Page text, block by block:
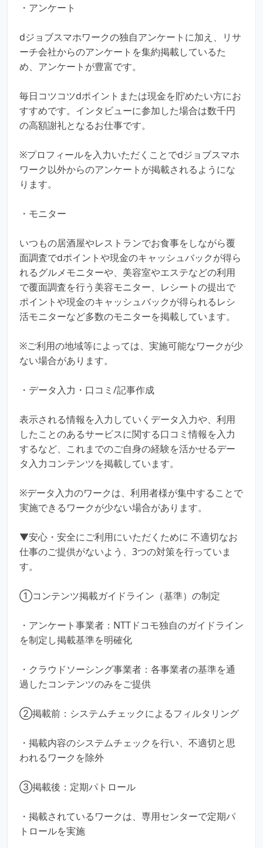
・アンケート
dジョブスマホワークの独自アンケートに加え、リサ
ーチ会社からのアンケートを集約掲載しているた
め、アンケートが豊富です。
毎日コツコツdポイントまたは現金を貯めたい方にお
すすめです。インタビューに参加した場合は数千円
の高額謝礼となるお仕事です。
※プロフィールを入力いただくことでdジョブスマホ
ワーク以外からのアンケートが掲載されるようにな
ります。
・モニター
いつもの居酒屋やレストランでお食事をしながら覆
面調査でdポイントや現金のキャッシュバックが得ら
れるグルメモニターや、美容室やエステなどの利用
で覆面調査を行う美容モニター、レシートの提出で
ポイントや現金のキャッシュバックが得られるレシ
活モニターなど多数のモニターを掲載しています。
※ご利用の地域等によっては、実施可能なワークが少
ない場合があります。
・データ入力・口コミ/記事作成
表示される情報を入力していくデータ入力や、利用
したことのあるサービスに関する口コミ情報を入力
するなど、これまでのご自身の経験を活かせるデー
タ入力コンテンツを掲載しています。
※データ入力のワークは、利用者様が集中することで
実施できるワークが少ない場合があります。
▼安心・安全にご利用にいただくために 不適切なお
仕事のご提供がないよう、3つの対策を行っていま
す。
①コンテンツ掲載ガイドライン（基準）の制定
・アンケート事業者：NTTドコモ独自のガイドライン
を制定し掲載基準を明確化
・クラウドソーシング事業者：各事業者の基準を通
過したコンテンツのみをご提供
②掲載前：システムチェックによるフィルタリング
・掲載内容のシステムチェックを行い、不適切と思
われるワークを除外
③掲載後：定期パトロール
・掲載されているワークは、専用センターで定期パ
トロールを実施